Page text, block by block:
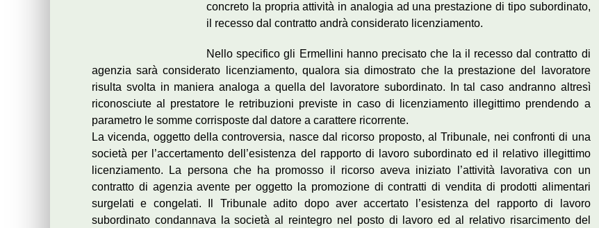
concreto la propria attività in analogia ad una prestazione di tipo subordinato,
il recesso dal contratto andrà considerato licenziamento.
Nello specifico gli Ermellini hanno precisato che la il recesso dal contratto di
agenzia sarà considerato licenziamento, qualora sia dimostrato che la prestazione del lavoratore
risulta svolta in maniera analoga a quella del lavoratore subordinato. In tal caso andranno altresì
riconosciute al prestatore le retribuzioni previste in caso di licenziamento illegittimo prendendo a
parametro le somme corrisposte dal datore a carattere ricorrente.
La vicenda, oggetto della controversia, nasce dal ricorso proposto, al Tribunale, nei confronti di una
società per l’accertamento dell’esistenza del rapporto di lavoro subordinato ed il relativo illegittimo
licenziamento. La persona che ha promosso il ricorso aveva iniziato l’attività lavorativa con un
contratto di agenzia avente per oggetto la promozione di contratti di vendita di prodotti alimentari
surgelati e congelati. Il Tribunale adito dopo aver accertato l’esistenza del rapporto di lavoro
subordinato condannava la società al reintegro nel posto di lavoro ed al relativo risarcimento del